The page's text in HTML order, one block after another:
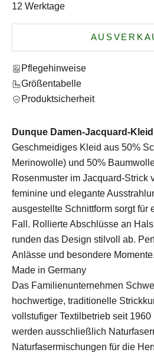
12 Werktage
Pflegehinweise
Größentabelle
Produktsicherheit
Dunque Damen-Jacquard-
Geschmeidiges Kleid aus 50%
Merinowolle) und 50%
Rosenmuster im Jacquard-Strick
feminine und elegante
ausgestellte Schnittform sorgt für
Fall. Rollierte Abschlüsse an
runden das Design stilvoll ab.
Anlässe und besondere Momente.
Made in Germany
Das Familienunternehmen
hochwertige, traditionelle
vollstufiger Textilbetrieb seit
werden ausschließlich
Naturfasermischungen für die